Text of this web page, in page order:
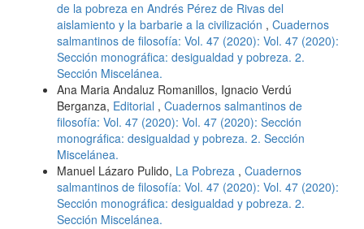
de la pobreza en Andrés Pérez de Rivas del
aislamiento y la barbarie a la civilización , Cuadernos
salmantinos de filosofía: Vol. 47 (2020): Vol. 47 (2020):
Sección monográfica: desigualdad y pobreza. 2.
Sección Miscelánea.
Ana Maria Andaluz Romanillos, Ignacio Verdú
Berganza, Editorial , Cuadernos salmantinos de
filosofía: Vol. 47 (2020): Vol. 47 (2020): Sección
monográfica: desigualdad y pobreza. 2. Sección
Miscelánea.
Manuel Lázaro Pulido, La Pobreza , Cuadernos
salmantinos de filosofía: Vol. 47 (2020): Vol. 47 (2020):
Sección monográfica: desigualdad y pobreza. 2.
Sección Miscelánea.